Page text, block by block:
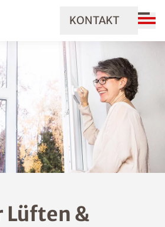
KONTAKT
Lüften &